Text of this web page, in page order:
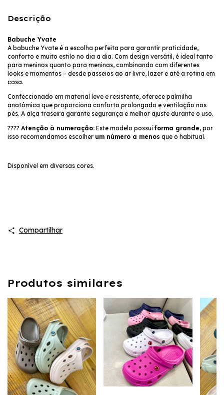
Descrição
Babuche Yvate
A babuche Yvate é a escolha perfeita para garantir praticidade,
conforto e muito estilo no dia a dia. Com design versátil, é ideal tanto
para meninos quanto para meninas, combinando com diferentes
looks e momentos – desde passeios ao ar livre, lazer e até a rotina em
casa.
Confeccionado em material leve e resistente, oferece palmilha
anatômica que proporciona conforto prolongado e ventilação nos
pés. A alça traseira garante segurança e melhor ajuste durante o uso.
???? Atenção à numeração: Este modelo possui forma grande, por
isso recomendamos escolher um número a menos que o habitual.
Disponível em diversas cores.
Compartilhar
Produtos similares